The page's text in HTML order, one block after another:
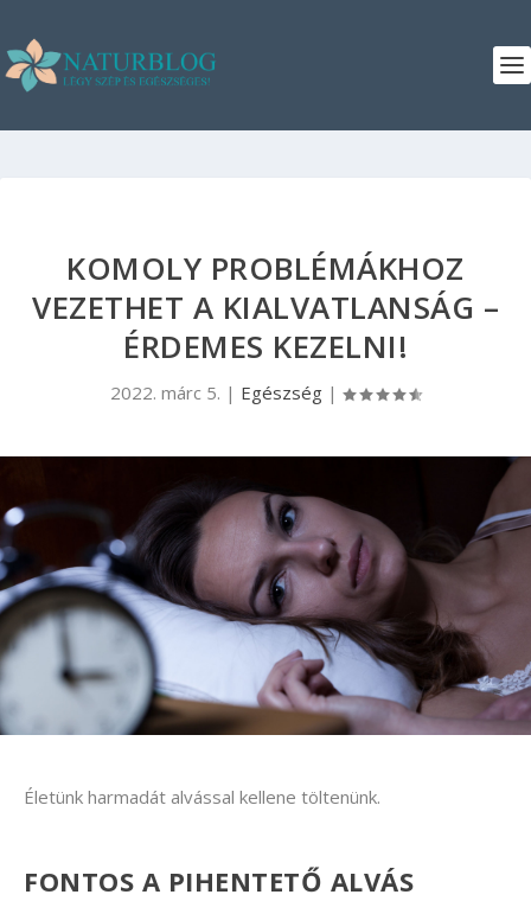
KOMOLY PROBLÉMÁKHOZ
VEZETHET A KIALVATLANSÁG –
ÉRDEMES KEZELNI!
2022. márc 5. | Egészség |
Életünk harmadát alvással kellene töltenünk.
FONTOS A PIHENTETŐ ALVÁS